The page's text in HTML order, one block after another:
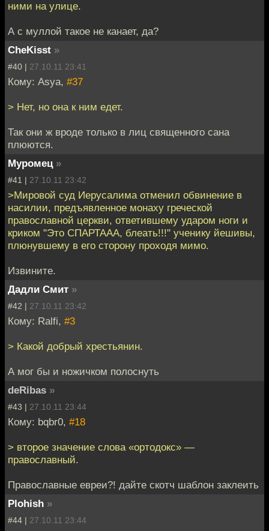
ними на улице.
А с муллой такое не канает, да?
CheKisst »
#40 | 27.10.11 23:41
Кому: Asya, #37
> Нет, но она к ним едет.
Так они ж вроде только в лиц священного сана
плюются.
Муромец »
#41 | 27.10.11 23:42
>Мировой суд Иерусалима отменил обвинение в
насилии, предъявленное монаху греческой
православной церкви, ответившему ударом ноги и
криком "Это СПАРТААА, блеать!!!" ученику йешивы,
плюнувшему в его сторону проходя мимо.
Извините.
Дадли Смит »
#42 | 27.10.11 23:42
Кому: Ralfi, #3
> Какой добрый хрестьянин.
А мог бы и ножичком полоснуть
deRibas »
#43 | 27.10.11 23:44
Кому: bqbr0, #18
> второе значение слова «ортодокс» —
православный.
Православные евреи?! дайте скотч шаблон заклеить
Plohish »
#44 | 27.10.11 23:44